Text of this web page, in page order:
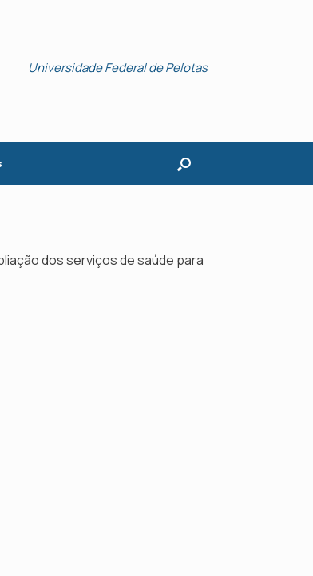
Universidade Federal de Pelotas
dos serviços de saúde para